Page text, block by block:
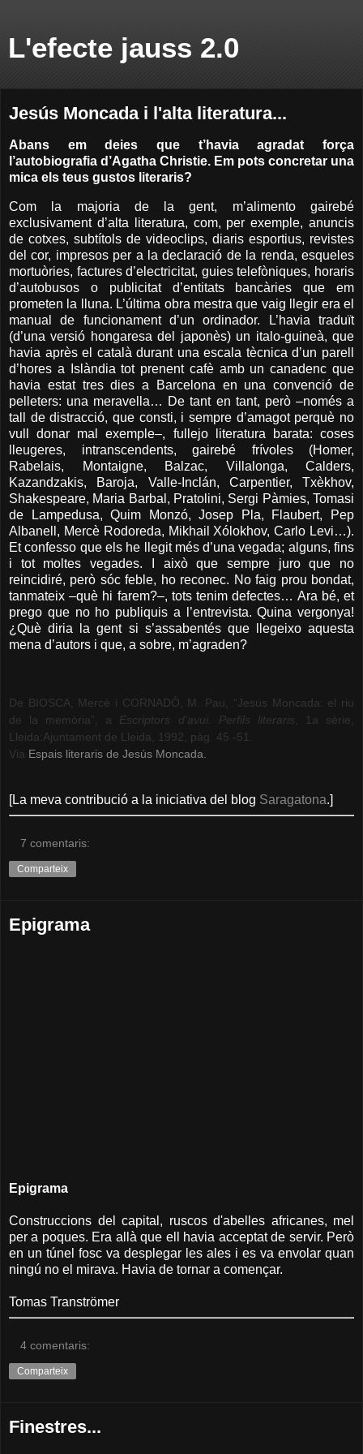
L'efecte jauss 2.0
Jesús Moncada i l'alta literatura...
Abans em deies que t’havia agradat força
l’autobiografia d’Agatha Christie. Em pots concretar una
mica els teus gustos literaris?
Com la majoria de la gent, m’alimento gairebé
exclusivament d’alta literatura, com, per exemple, anuncis
de cotxes, subtítols de videoclips, diaris esportius, revistes
del cor, impresos per a la declaració de la renda, esqueles
mortuòries, factures d’electricitat, guies telefòniques, horaris
d’autobusos o publicitat d’entitats bancàries que em
prometen la lluna. L’última obra mestra que vaig llegir era el
manual de funcionament d’un ordinador. L’havia traduït
(d’una versió hongaresa del japonès) un italo-guineà, que
havia après el català durant una escala tècnica d’un parell
d’hores a Islàndia tot prenent cafè amb un canadenc que
havia estat tres dies a Barcelona en una convenció de
pelleters: una meravella… De tant en tant, però –només a
tall de distracció, que consti, i sempre d’amagot perquè no
vull donar mal exemple–, fullejo literatura barata: coses
lleugeres, intranscendents, gairebé frívoles (Homer,
Rabelais, Montaigne, Balzac, Villalonga, Calders,
Kazandzakis, Baroja, Valle-Inclán, Carpentier, Txèkhov,
Shakespeare, Maria Barbal, Pratolini, Sergi Pàmies, Tomasi
de Lampedusa, Quim Monzó, Josep Pla, Flaubert, Pep
Albanell, Mercè Rodoreda, Mikhail Xólokhov, Carlo Levi…).
Et confesso que els he llegit més d’una vegada; alguns, fins
i tot moltes vegades. I això que sempre juro que no
reincidiré, però sóc feble, ho reconec. No faig prou bondat,
tanmateix –què hi farem?–, tots tenim defectes… Ara bé, et
prego que no ho publiquis a l’entrevista. Quina vergonya!
¿Què diria la gent si s’assabentés que llegeixo aquesta
mena d’autors i que, a sobre, m’agraden?
De BIOSCA, Mercè i CORNADÓ, M. Pau, “Jesús Moncada: el riu
de la memòria”, a Escriptors d’avui. Perfils literaris , 1a sèrie,
Lleida:Ajuntament de Lleida, 1992, pàg. 45 -51.
Via Espais literaris de Jesús Moncada.
[La meva contribució a la iniciativa del blog Saragatona.]
7 comentaris:
Comparteix
Epigrama
Epigrama
Construccions del capital, ruscos d'abelles africanes, mel
per a poques. Era allà que ell havia acceptat de servir. Però
en un túnel fosc va desplegar les ales i es va envolar quan
ningú no el mirava. Havia de tornar a començar.
Tomas Tranströmer
4 comentaris:
Comparteix
Finestres...